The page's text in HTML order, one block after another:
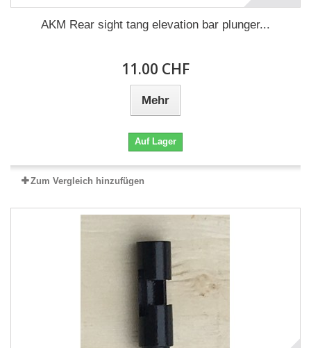
AKM Rear sight tang elevation bar plunger...
11.00 CHF
Mehr
Auf Lager
Zum Vergleich hinzufügen